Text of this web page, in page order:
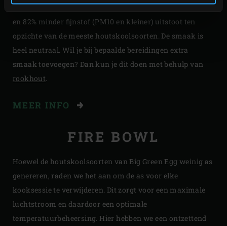
rookvrije houtskool, zonder teer en 62% minder stikstof
en 82% minder fijnstof (PM10 en kleiner) uitstoot ten
opzichte van de meeste houtskoolsoorten. De smaak is
heel neutraal. Wil je bij bepaalde bereidingen extra
smaak toevoegen? Dan kun je dit doen met behulp van
rookhout
MEER INFO
FIRE BOWL
Hoewel de houtskoolsoorten van Big Green Egg weinig as
genereren, raden we het aan om de as voor elke
kooksessie te verwijderen. Dit zorgt voor een maximale
luchtstroom en daardoor een optimale
temperatuurbeheersing. Hier hebben we een ontzettend